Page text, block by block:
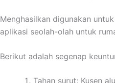
Menghasilkan digunakan
aplikasi seolah-olah untuk
Berikut adalah segenap
Tahan surut: Kusen